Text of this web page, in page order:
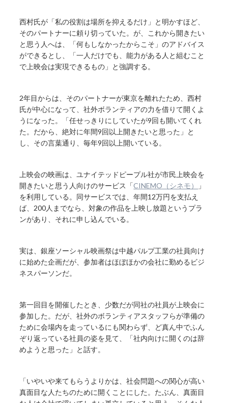
西村氏が「私の役割は場所を抑えるだけ」と明かすほど、
そのパートナーに頼り切っていた。が、これから開きたい
と思う人へは、「何もしなかったからこそ」のアドバイス
ができるとし、「一人だけでも、能力がある人と組むこと
で上映会は実現できるもの」と強調する。
2年目からは、そのパートナーが東京を離れたため、西村
氏が中心になって、社外ボランティアの力を借りて開くよ
うになった。「任せっきりにしていたが9回も開いてくれ
た。だから、絶対に年間9回以上開きたいと思った」と
し、その言葉通り、毎年9回以上開いている。
上映会の映画は、ユナイテッドピープル社が市民上映会を
開きたいと思う人向けのサービス「CINEMO（シネモ）
」
を利用している。同サービスでは、年間12万円を支払え
ば、200人までなら、対象の作品を上映し放題というプラ
ンがあり、それに申し込んでいる。
実は、銀座ソーシャル映画祭は中越パルプ工業の社員向け
に始めた企画だが、参加者はほぼほかの会社に勤めるビジ
ネスパーソンだ。
第一回目を開催したとき、少数だが同社の社員が上映会に
参加した。だが、社外のボランティアスタッフらが準備の
ために会場内を走っているにも関わらず、ど真ん中でふん
ぞり返っている社員の姿を見て、「社内向けに開くのは辞
めようと思った」と話す。
「いやいや来てもらうよりかは、社会問題への関心が高い
真面目な人たちのために開くことにした。たぶん、真面目